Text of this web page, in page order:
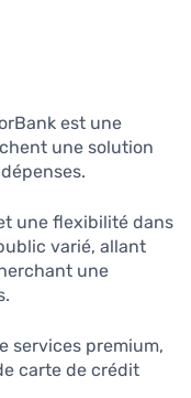
est une
une solution
une flexibilité dans
varié, allant
une
services premium,
carte de crédit